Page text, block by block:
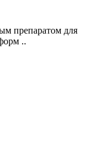
препаратом для
..